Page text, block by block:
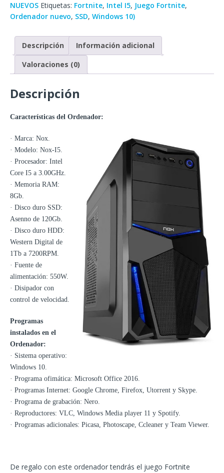
NUEVOS Etiquetas: Fortnite, Intel I5, Juego Fortnite,
Ordenador nuevo, SSD, Windows 10)
Descripción
Información adicional
Valoraciones (0)
Descripción
Características del Ordenador:
· Marca: Nox.
· Modelo: Nox-I5.
· Procesador: Intel
Core I5 a 3.00GHz.
· Memoria RAM:
8Gb.
· Disco duro SSD:
Asenno de 120Gb.
· Disco duro HDD:
Western Digital de
1Tb a 7200RPM.
· Fuente de
alimentación: 550W.
· Disipador con
control de velocidad.
Programas
instalados en el
Ordenador:
· Sistema operativo:
Windows 10.
· Programa ofimática: Microsoft Office 2016.
· Programas Internet: Google Chrome, Firefox, Utorrent y Skype.
· Programa de grabación: Nero.
· Reproductores: VLC, Windows Media player 11 y Spotify.
· Programas adicionales: Picasa, Photoscape, Ccleaner y Team Viewer.
De regalo con este ordenador tendrás el juego Fortnite